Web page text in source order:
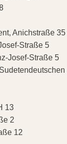
Anichstraße 35
Straße 5
Josef-Straße 5
13
2
12